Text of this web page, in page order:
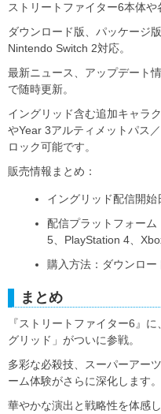
ストリートファイター6本体や
ダウンロード版、パッケージ
Nintendo Switch 2対応。
最新ニュース、アップデート
で随時更新。
イングリッド含む追加キャラ
やYear 3アルティメットパス
ロック可能です。
販売情報まとめ：
イングリッド配信開
配信プラットフォー
5、PlayStation 4、
購入方法：ダウンロ
まとめ
『ストリートファイター6』
グリッド」がついに参戦。
多彩な必殺技、スーパーアー
ーム体験がさらに深化します。
華やかな演出と戦略性を体感